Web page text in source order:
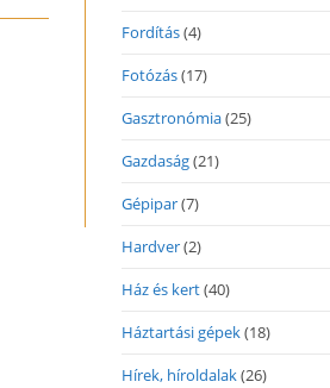
Fordítás(4)
Fotózás(17)
Gasztronómia(25)
Gazdaság(21)
Gépipar(7)
Hardver(2)
Ház és kert(40)
Háztartási gépek(18)
Hírek, híroldalak(26)